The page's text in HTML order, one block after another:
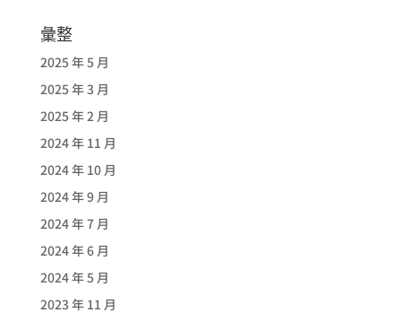
彙整
2025 年 5 月
2025 年 3 月
2025 年 2 月
2024 年 11 月
2024 年 10 月
2024 年 9 月
2024 年 7 月
2024 年 6 月
2024 年 5 月
2023 年 11 月